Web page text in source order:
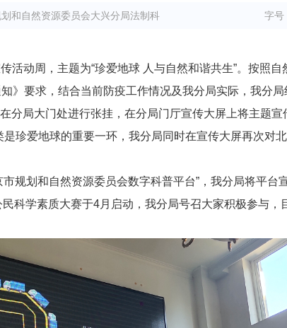
和自然资源委员会大兴分局法制科 字号
动周，主题为“珍爱地球 人与自然和谐共生”。按照自
》要求，结合当前防疫工作情况及我分局实际，我分局
局大门处进行张挂，在分局门厅宣传大屏上将主题宣
珍爱地球的重要一环，我分局同时在宣传大屏再次对
划和自然资源委员会数字科普平台”，我分局将平台
科学素质大赛于4月启动，我分局号召大家积极参与，